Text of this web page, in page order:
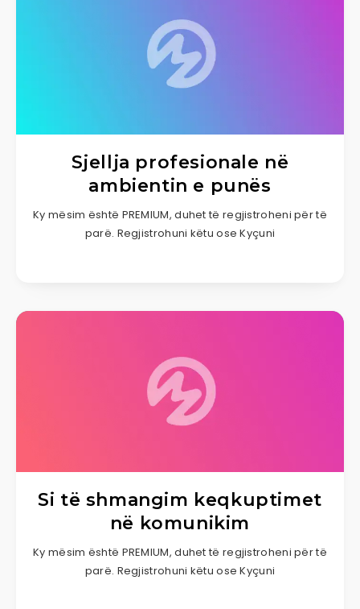
Sjellja profesionale në
ambientin e punës
Ky mësim është PREMIUM, duhet të regjistroheni për të
parë. Regjistrohuni këtu ose Kyçuni
Si të shmangim keqkuptimet
në komunikim
Ky mësim është PREMIUM, duhet të regjistroheni për të
parë. Regjistrohuni këtu ose Kyçuni